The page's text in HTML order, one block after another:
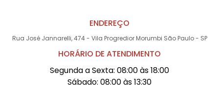
ENDEREÇO
Rua José Jannarelli, 474 - Vila Progredior Morumbi São Paulo - SP
HORÁRIO DE ATENDIMENTO
Segunda a Sexta: 08:00 às 18:00
Sábado: 08:00 às 13:30